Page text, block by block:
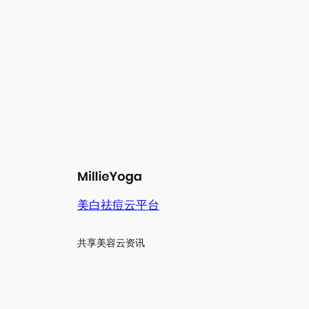
美白祛痘云平台
共享美容云资讯